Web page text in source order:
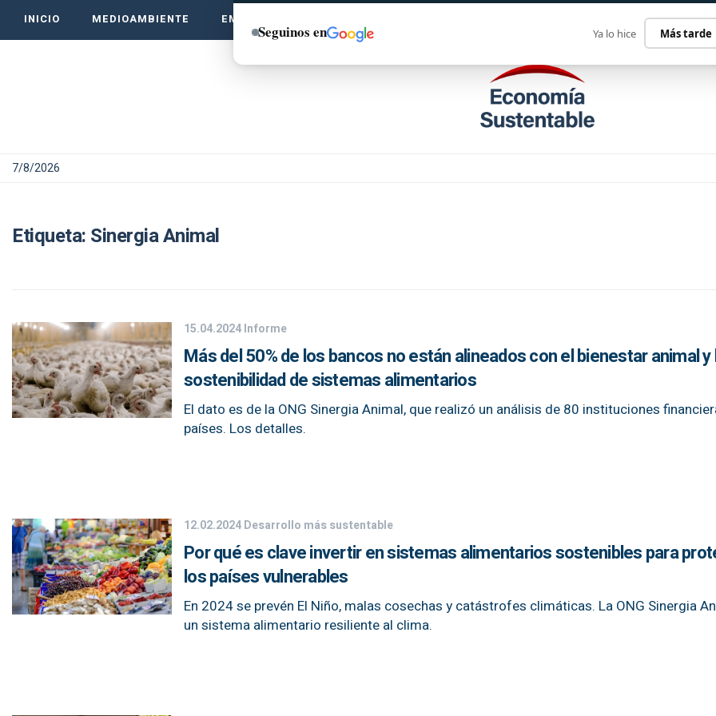
INICIO MEDIOAMBIENTE EMPRENDE VERDE
7/8/2026
Etiqueta: Sinergia Animal
15.04.2024Informe
Más del 50% de los bancos no están alineados con el bienestar animal y
sostenibilidad de sistemas alimentarios
El dato es de la ONG Sinergia Animal, que realizó un análisis de 80 instituciones
países. Los detalles.
12.02.2024Desarrollo más sustentable
Por qué es clave invertir en sistemas alimentarios sostenibles para
los países vulnerables
En 2024 se prevén El Niño, malas cosechas y catástrofes climáticas. La ONG Sinergia
un sistema alimentario resiliente al clima.
Seguinos en Ya lo hice Más tarde